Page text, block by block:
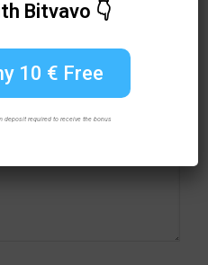
no será
están marcados
deposit required to receive the bonus